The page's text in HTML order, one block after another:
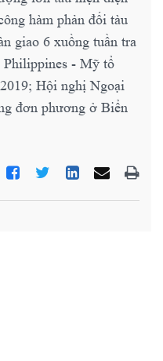
hàm phản đối tàu
giao 6 xuồng tuần tra
Philippines - Mỹ tổ
Hội nghị Ngoại
đơn phương ở Biển